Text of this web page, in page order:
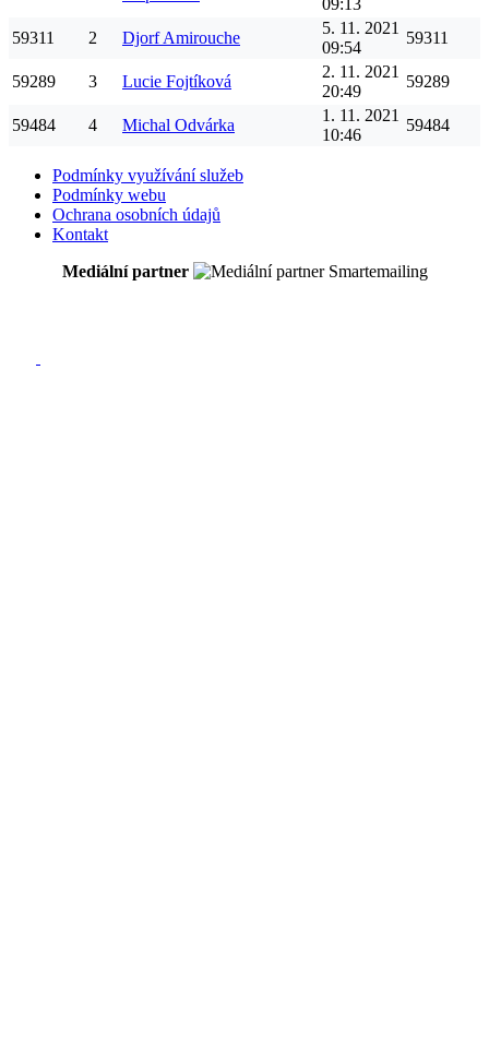
09:13
59311 2 Djorf Amirouche
5. 11. 2021
09:54
59311
59289 3 Lucie Fojtíková
2. 11. 2021
20:49
59289
59484 4 Michal Odvárka
1. 11. 2021
10:46
59484
Podmínky využívání služeb
Podmínky webu
Ochrana osobních údajů
Kontakt
Mediální partner